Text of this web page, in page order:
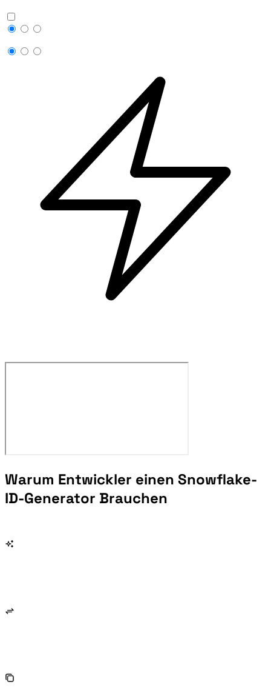
Warum Entwickler einen Snowflake-
ID-Generator Brauchen